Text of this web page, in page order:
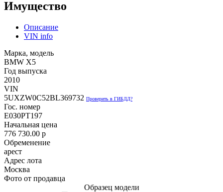
Имущество
Описание
VIN info
Марка, модель
BMW X5
Год выпуска
2010
VIN
5UXZW0C52BL369732 Проверить в ГИБДД?
Гос. номер
Е0З0РТ197
Начальная цена
776 730.00 p
Обременение
арест
Адрес лота
Москва
Фото от продавца
Образец модели